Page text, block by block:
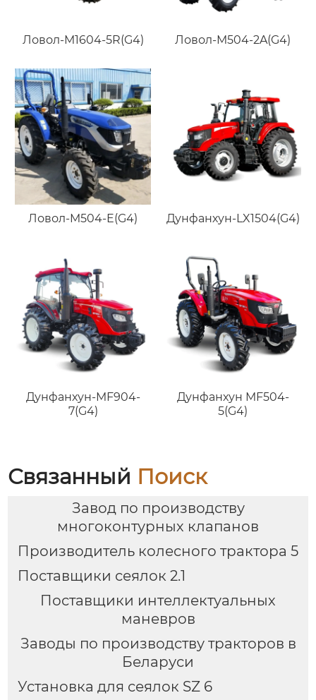
Ловол-M1604-5R(G4) Ловол-M504-2A(G4)
Ловол-M504-E(G4) Дунфанхун-LX1504(G4)
Дунфанхун-MF904-
7(G4)
Дунфанхун MF504-
5(G4)
Связанный Поиск
Завод по производству
многоконтурных клапанов
Производитель колесного трактора 5
Поставщики сеялок 2.1
Поставщики интеллектуальных
маневров
Заводы по производству тракторов в
Беларуси
Установка для сеялок SZ 6